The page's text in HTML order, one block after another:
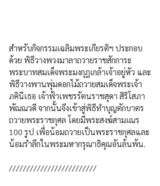
สำหรับกิจกรรมเฉลิมพระเกียรติฯ ประกอบ
ด้วย พิธีวางพวงมาลาถวายราชสักการะ
พระบาทสมเด็จพระมงกุฎเกล้าเจ้าอยู่หัว และ
พิธีวางพานพุ่มดอกไม้ถวายสมเด็จพระเจ้า
ภคินีเธอ เจ้าฟ้าเพชรรัตนราชสุดา สิริโสภา
พัณณวดี จากนั้นจึงเข้าสู่พิธีทำบุญตักบาตร
ถวายพระราชกุศล โดยมีพระสงฆ์สามเณร
100 รูป เพื่อน้อมถวายเป็นพระราชกุศลและ
น้อมรำลึกในพระมหากรุณาธิคุณอันล้นพ้น.
/////////////////////////